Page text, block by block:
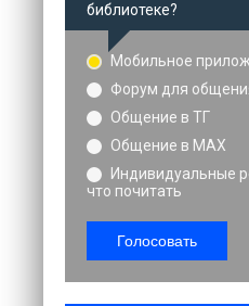
библиотеке?
Мобильное
Форум для
Общение в ТГ
Общение в MAX
Индивидуальные
что почитать
Голосовать